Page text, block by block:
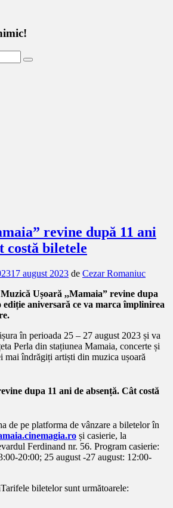
revine după 11 ani
costă biletele
17 august 2023 de Cezar Romaniuc
Ușoară ,,Mamaia” revine dupa
ediție aniversară ce va marca împlinirea
în perioada 25 – 27 august 2023 și va
Perla din stațiunea Mamaia, concerte și
mai îndrăgiți artiști din muzica ușoară
dupa 11 ani de absență. Cât costă
de pe platforma de vânzare a biletelor în
și casierie, la
Ferdinand nr. 56. Program casierie:
20:00; 25 august -27 august: 12:00-
Tarifele biletelor sunt următoarele: